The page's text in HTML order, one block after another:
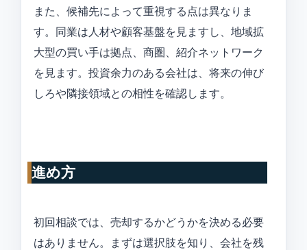
また、候補先によって重視する点は異なりま
す。同業は人材や顧客基盤を見ますし、地域拡
大型の買い手は拠点、商圏、紹介ネットワーク
を見ます。投資余力のある会社は、将来の伸び
しろや隣接領域との相性を確認します。
進め方
初回相談では、売却するかどうかを決める必要
はありません。まずは選択肢を知り、会社を残